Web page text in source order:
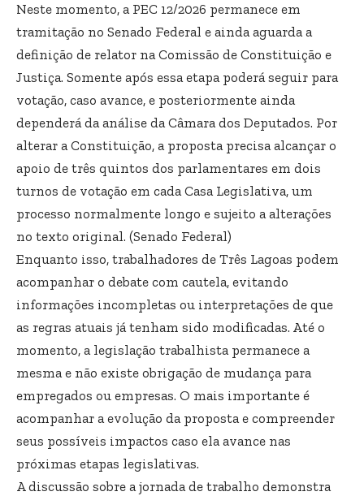
Neste momento, a PEC 12/2026 permanece em
tramitação no Senado Federal e ainda aguarda a
definição de relator na Comissão de Constituição e
Justiça. Somente após essa etapa poderá seguir para
votação, caso avance, e posteriormente ainda
dependerá da análise da Câmara dos Deputados. Por
alterar a Constituição, a proposta precisa alcançar o
apoio de três quintos dos parlamentares em dois
turnos de votação em cada Casa Legislativa, um
processo normalmente longo e sujeito a alterações
no texto original. (Senado Federal)
Enquanto isso, trabalhadores de Três Lagoas podem
acompanhar o debate com cautela, evitando
informações incompletas ou interpretações de que
as regras atuais já tenham sido modificadas. Até o
momento, a legislação trabalhista permanece a
mesma e não existe obrigação de mudança para
empregados ou empresas. O mais importante é
acompanhar a evolução da proposta e compreender
seus possíveis impactos caso ela avance nas
próximas etapas legislativas.
A discussão sobre a jornada de trabalho demonstra